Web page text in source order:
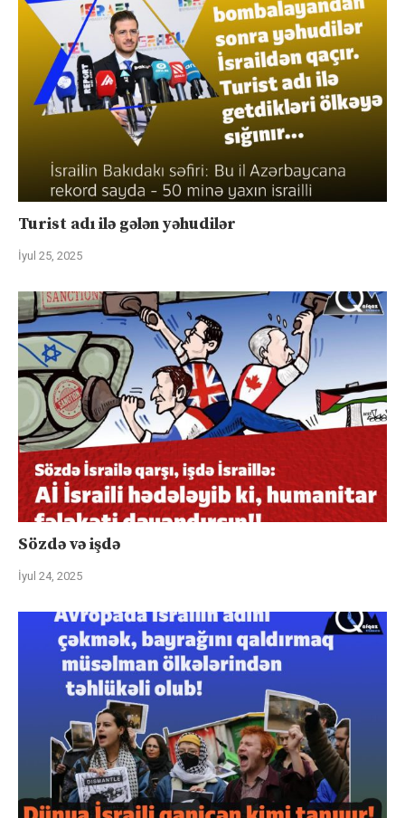
Turist adı ilə gələn yəhudilər
İyul 25, 2025
Sözdə və işdə
İyul 24, 2025